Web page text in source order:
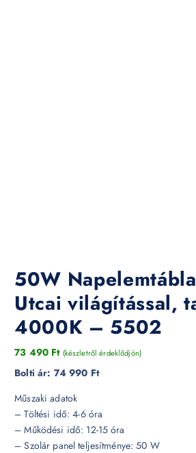
50W
Utcai világítással,
4000K – 5502
73 490 Ft (készletről érdeklődjön)
Bolti ár: 74 990 Ft
Műszaki adatok
– Töltési idő: 4-6 óra
– Működési idő: 12-15 óra
– Szolár panel teljesítménye: 50 W